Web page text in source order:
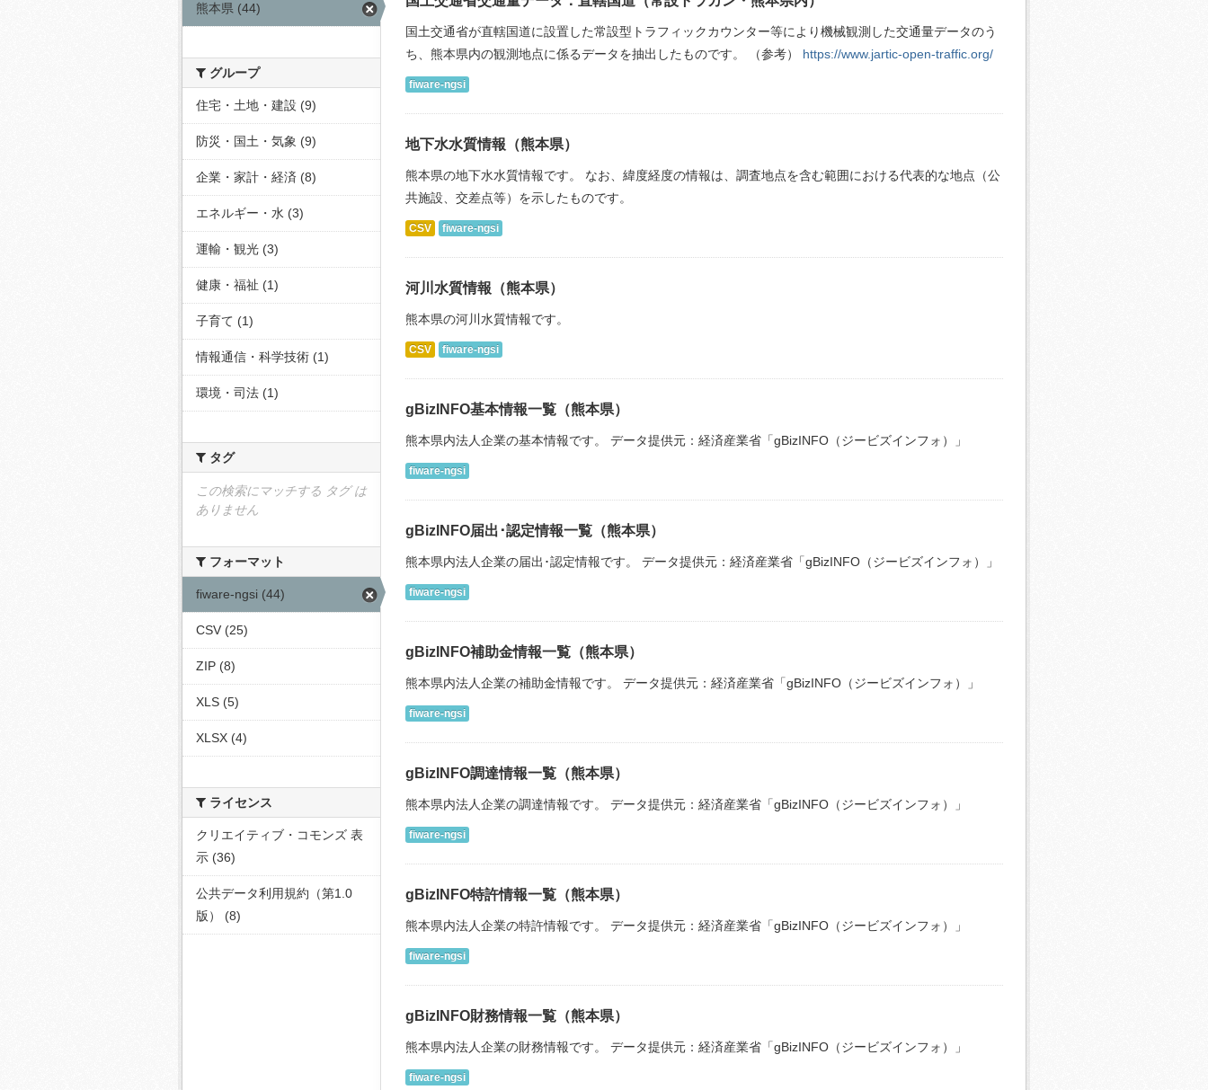
国土交通省が直轄国道に設置した常設型トラフィックカウンター等により機械観測した交通量データのう
ち、熊本県内の観測地点に係るデータを抽出したものです。 （参考） https://www.jartic-open-traffic.org/
fiware-ngsi
地下水水質情報（熊本県）
熊本県の地下水水質情報です。 なお、緯度経度の情報は、調査地点を含む範囲における代表的な地点（公
共施設、交差点等）を示したものです。
CSV fiware-ngsi
河川水質情報（熊本県）
熊本県の河川水質情報です。
CSV fiware-ngsi
gBizINFO基本情報一覧（熊本県）
熊本県内法人企業の基本情報です。 データ提供元：経済産業省「gBizINFO（ジービズインフォ）」
fiware-ngsi
gBizINFO届出･認定情報一覧（熊本県）
熊本県内法人企業の届出･認定情報です。 データ提供元：経済産業省「gBizINFO（ジービズインフォ）」
fiware-ngsi
gBizINFO補助金情報一覧（熊本県）
熊本県内法人企業の補助金情報です。 データ提供元：経済産業省「gBizINFO（ジービズインフォ）」
fiware-ngsi
gBizINFO調達情報一覧（熊本県）
熊本県内法人企業の調達情報です。 データ提供元：経済産業省「gBizINFO（ジービズインフォ）」
fiware-ngsi
gBizINFO特許情報一覧（熊本県）
熊本県内法人企業の特許情報です。 データ提供元：経済産業省「gBizINFO（ジービズインフォ）」
fiware-ngsi
gBizINFO財務情報一覧（熊本県）
熊本県内法人企業の財務情報です。 データ提供元：経済産業省「gBizINFO（ジービズインフォ）」
fiware-ngsi
熊本県 (44)
グループ
住宅・土地・建設 (9)
防災・国土・気象 (9)
企業・家計・経済 (8)
エネルギー・水 (3)
運輸・観光 (3)
健康・福祉 (1)
子育て (1)
情報通信・科学技術 (1)
環境・司法 (1)
タグ
この検索にマッチする タグ は
ありません
フォーマット
fiware-ngsi (44)
CSV (25)
ZIP (8)
XLS (5)
XLSX (4)
ライセンス
クリエイティブ・コモンズ 表
示 (36)
公共データ利用規約（第1.0
版） (8)